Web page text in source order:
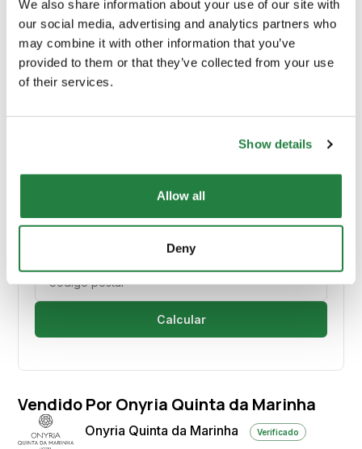
We also share information about your use of our site with
our social media, advertising and analytics partners who
may combine it with other information that you’ve
provided to them or that they’ve collected from your use
of their services.
Show details
Allow all
Deny
Peso 20 kg
Material Principal Vidro
Envio e Entrega
Calcular custos de envio:
Calcular
Vendido Por Onyria Quinta da Marinha
Onyria Quinta da Marinha Verificado